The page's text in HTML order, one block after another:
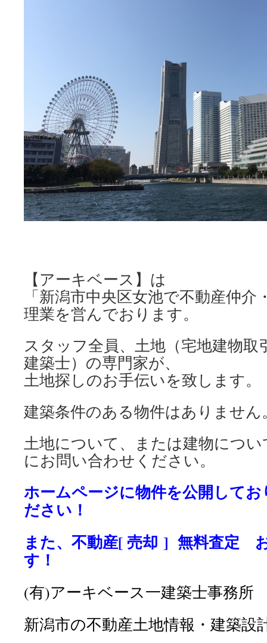
【アーキベース】は
「新潟市中央区女池で不動産仲介
理業を営んでおります。
スタッフ全員、土地（宅地建物取
建築士）の専門家が、
土地探しのお手伝いを致します。
建築条件のある物件はありません
土地について、または建物につ
にお問い合わせください。
ホームページに物件を公開して
ださい！
また、不動産[ 売却 ] 無料査定
す！
(有)アーキベース一建築士事務所
新潟市の不動産土地情報・建築設